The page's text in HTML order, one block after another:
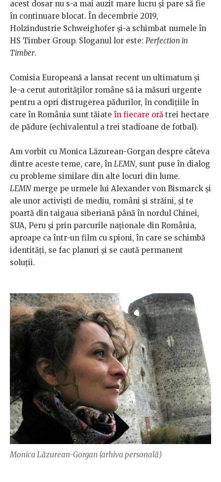
acest dosar nu s-a mai auzit mare lucru și pare să fie
în continuare blocat. În decembrie 2019,
Holzindustrie Schweighofer și-a schimbat numele în
HS Timber Group. Sloganul lor este: Perfection in
Timber.
Comisia Europeană a lansat recent un ultimatum și
le-a cerut autorităților române să ia măsuri urgente
pentru a opri distrugerea pădurilor, în condițiile în
care în România sunt tăiate în fiecare oră trei hectare
de pădure (echivalentul a trei stadioane de fotbal).
Am vorbit cu Monica Lăzurean-Gorgan despre câteva
dintre aceste teme, care, în LEMN, sunt puse în dialog
cu probleme similare din alte locuri din lume.
LEMNmerge pe urmele lui Alexander von Bismarck și
ale unor activiști de mediu, români și străini, și te
poartă din taigaua siberiană până în nordul Chinei,
SUA, Peru și prin parcurile naționale din România,
aproape ca într-un film cu spioni, în care se schimbă
identități, se fac planuri și se caută permanent
soluții.
Monica Lăzurean-Gorgan (arhiva personală)